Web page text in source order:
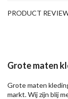
PRODUCT
Grote maten
Grote maten
markt. Wij zijn blij